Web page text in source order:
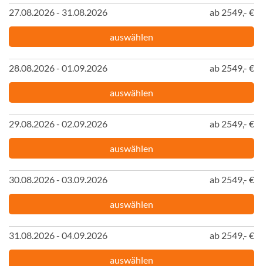
27.08.2026 - 31.08.2026 ab 2549,- €
auswählen
28.08.2026 - 01.09.2026 ab 2549,- €
auswählen
29.08.2026 - 02.09.2026 ab 2549,- €
auswählen
30.08.2026 - 03.09.2026 ab 2549,- €
auswählen
31.08.2026 - 04.09.2026 ab 2549,- €
auswählen